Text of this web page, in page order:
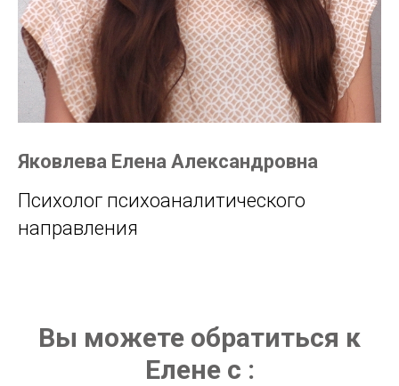
Яковлева Елена Александровна
Психолог психоаналитического
направления
Вы можете обратиться к
Елене с :